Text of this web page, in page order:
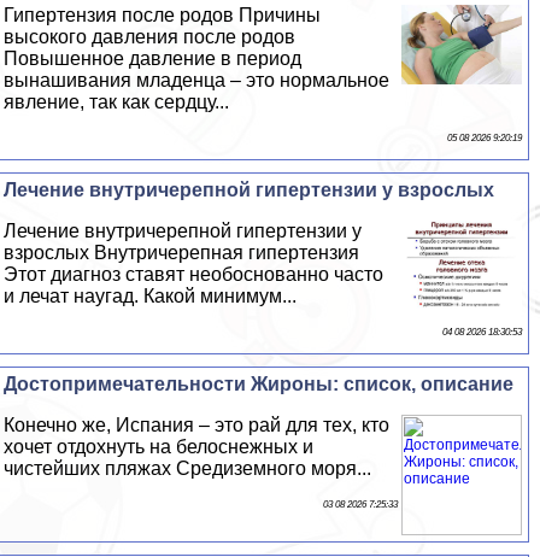
Гипертензия после родов Причины
высокого давления после родов
Повышенное давление в период
вынашивания младенца – это нормальное
явление, так как сердцу...
05 08 2026 9:20:19
Лечение внутричерепной гипертензии у взрослых
Лечение внутричерепной гипертензии у
взрослых Внутричерепная гипертензия
Этот диагноз ставят необоснованно часто
и лечат наугад. Какой минимум...
04 08 2026 18:30:53
Достопримечательности Жироны: список, описание
Конечно же, Испания – это рай для тех, кто
хочет отдохнуть на белоснежных и
чистейших пляжах Средиземного моря...
03 08 2026 7:25:33